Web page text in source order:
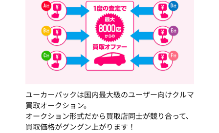
ユーカーパックは国内最大級のユーザー向けクルマ
買取オークション。
オークション形式だから買取店同士が競り合って、
買取価格がグングン上がります！